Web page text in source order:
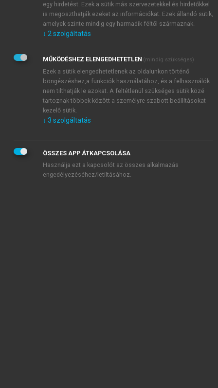
Kérek értesítést a MeRSZ újdonságairól, akcióiról.
Kérek értesítést az Akadémiai Kiadó Zrt. újdonságairól,
Adatkezelési tájékoztatóbanfoglaltakat tudomásul
veszem és elfogadom.
Általános vásárlási feltételeket, valamint a szotar.netés a
mersz.huoldalak licencszerződéseiben foglaltakat
tudomásul veszem és elfogadom.
KIPRÓBÁLOM
egy hirdetést. Ezek a sütik más szervezetekkel és hirdetőkkel
is megoszthatják ezeket az információkat. Ezek állandó sütik,
amelyek szinte mindig egy harmadik féltől származnak.
↓ 2 szolgáltatás
MŰKÖDÉSHEZ ELENGEDHETETLEN (mindig szükséges)
Ezek a sütik elengedhetetlenek az oldalunkon történő
böngészéshez,a funkciók használatához, és a felhasználók
nem tilthatják le azokat. A feltétlenül szükséges sütik közé
tartoznak többek között a személyre szabott beállításokat
kezelő sütik.
↓ 3 szolgáltatás
ÖSSZES APP ÁTKAPCSOLÁSA
Használja ezt a kapcsolót az összes alkalmazás
engedélyezéséhez/letiltásához.